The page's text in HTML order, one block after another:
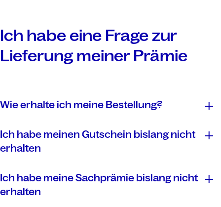
Ich habe eine Frage zur
Lieferung meiner Prämie
Wie erhalte ich meine Bestellung?
Ich habe meinen Gutschein bislang nicht
erhalten
hier
Ich habe meine Sachprämie bislang nicht
erhalten